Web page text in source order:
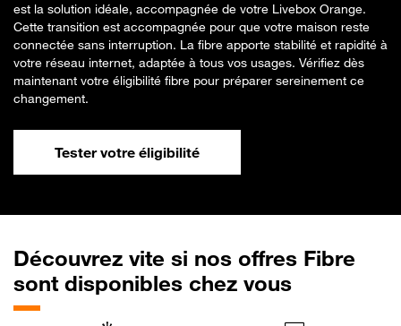
est la solution idéale, accompagnée de votre Livebox Orange.
Cette transition est accompagnée pour que votre maison reste
connectée sans interruption. La fibre apporte stabilité et rapidité à
votre réseau internet, adaptée à tous vos usages. Vérifiez dès
maintenant votre éligibilité fibre pour préparer sereinement ce
changement.
Tester votre éligibilité
Découvrez vite si nos offres Fibre
sont disponibles chez vous